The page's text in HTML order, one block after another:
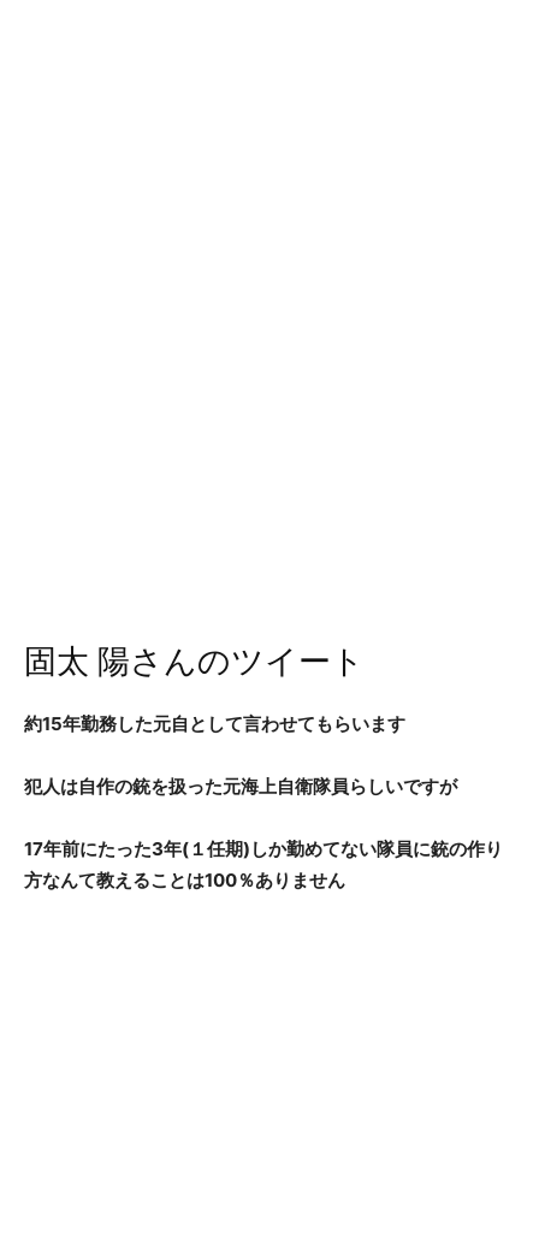
固太 陽さんのツイート
約15年勤務した元自として言わせてもらいます
犯人は自作の銃を扱った元海上自衛隊員らしいですが
17年前にたった3年(１任期)しか勤めてない隊員に銃の作り
方なんて教えることは100％ありません